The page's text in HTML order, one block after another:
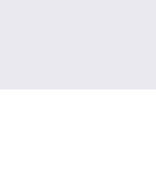
diffusion